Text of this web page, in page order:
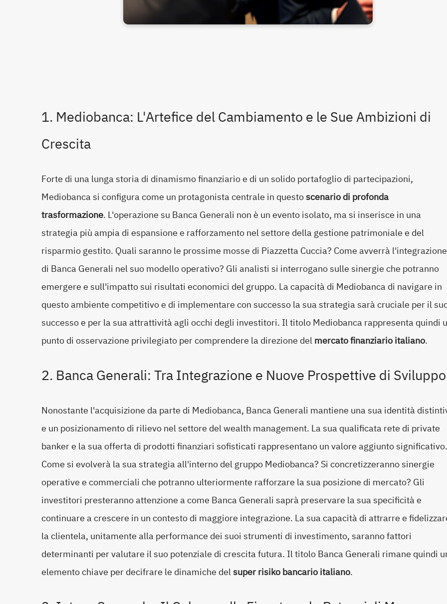
1. Mediobanca: L'Artefice del Cambiamento e le Sue Ambizioni di
Crescita
Forte di una lunga storia di dinamismo finanziario e di un solido portafoglio di partecipazioni,
Mediobanca si configura come un protagonista centrale in questoscenario di profonda
trasformazione. L'operazione su Banca Generali non è un evento isolato, ma si inserisce in una
strategia più ampia di espansione e rafforzamento nel settore della gestione patrimoniale e del
risparmio gestito. Quali saranno le prossime mosse di Piazzetta Cuccia? Come avverrà l'integrazione
di Banca Generali nel suo modello operativo? Gli analisti si interrogano sulle sinergie che potranno
emergere e sull'impatto sui risultati economici del gruppo. La capacità di Mediobanca di navigare in
questo ambiente competitivo e di implementare con successo la sua strategia sarà cruciale per il
successo e per la sua attrattività agli occhi degli investitori. Il titolo Mediobanca rappresenta quindi
punto di osservazione privilegiato per comprendere la direzione delmercato finanziario italiano.
2. Banca Generali: Tra Integrazione e Nuove Prospettive di Sviluppo
Nonostante l'acquisizione da parte di Mediobanca, Banca Generali mantiene una sua identità
e un posizionamento di rilievo nel settore del wealth management. La sua qualificata rete di private
banker e la sua offerta di prodotti finanziari sofisticati rappresentano un valore aggiunto significativo.
Come si evolverà la sua strategia all'interno del gruppo Mediobanca? Si concretizzeranno sinergie
operative e commerciali che potranno ulteriormente rafforzare la sua posizione di mercato? Gli
investitori presteranno attenzione a come Banca Generali saprà preservare la sua specificità e
continuare a crescere in un contesto di maggiore integrazione. La sua capacità di attrarre e
la clientela, unitamente alla performance dei suoi strumenti di investimento, saranno fattori
determinanti per valutare il suo potenziale di crescita futura. Il titolo Banca Generali rimane quindi
elemento chiave per decifrare le dinamiche delsuper risiko bancario italiano.